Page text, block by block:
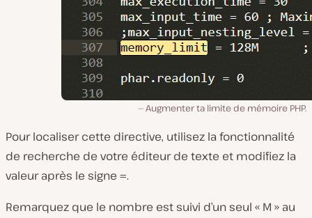
Augmenter ta limite de mémoire PHP.
Pour localiser cette directive, utilisez la fonctionnalité
de recherche de votre éditeur de texte et modifiez la
valeur après le signe =.
Remarquez que le nombre est suivi d’un seul « M » au